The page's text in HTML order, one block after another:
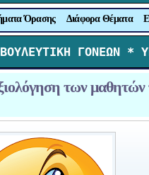
Όρασης Διάφορα Θέματα
ΓΟΝΕΩΝ *
των μαθητών